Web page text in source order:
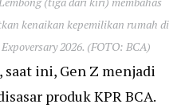
kenaikan kepemilikan rumah di
2026. (FOTO: BCA)
ini, Gen Z menjadi
produk KPR BCA.